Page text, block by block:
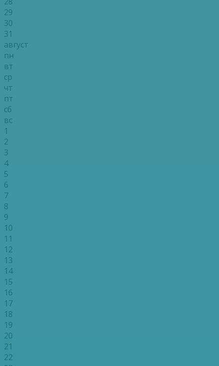
29
30
31
август
пн
вт
ср
чт
пт
сб
вс
1
2
3
4
5
6
7
8
9
10
11
12
13
14
15
16
17
18
19
20
21
22